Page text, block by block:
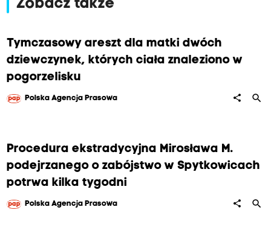
Zobacz także
Tymczasowy areszt dla matki dwóch
dziewczynek, których ciała znaleziono w
pogorzelisku
Polska Agencja Prasowa share search
Procedura ekstradycyjna Mirosława M.
podejrzanego o zabójstwo w Spytkowicach
potrwa kilka tygodni
Polska Agencja Prasowa share search